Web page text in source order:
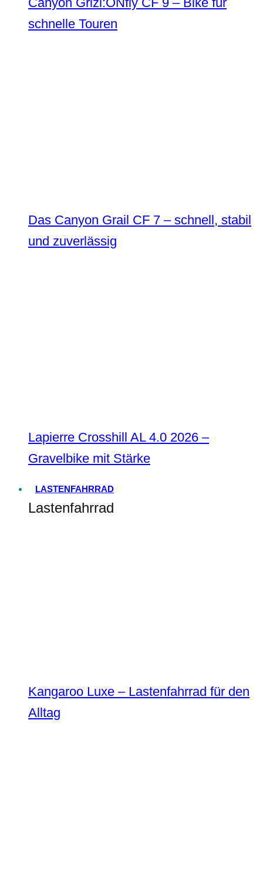
schnelle Touren
Das Canyon Grail CF 7 – schnell, stabil
und zuverlässig
Lapierre Crosshill AL 4.0 2026 –
Gravelbike mit Stärke
LASTENFAHRRAD
Lastenfahrrad
Kangaroo Luxe – Lastenfahrrad für den
Alltag